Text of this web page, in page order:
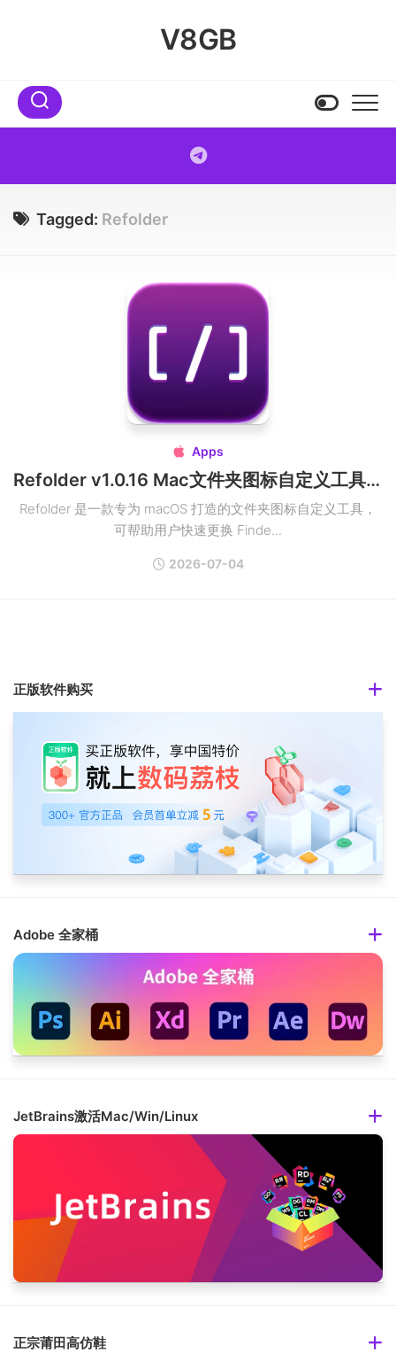
V8GB
Tagged: Refolder
 Apps
Refolder v1.0.16 Mac文件夹图标自定义工具破解版
Refolder 是一款专为 macOS 打造的文件夹图标自定义工具，
可帮助用户快速更换 Finde...
2026-07-04
正版软件购买
Adobe 全家桶
JetBrains激活Mac/Win/Linux
正宗莆田高仿鞋